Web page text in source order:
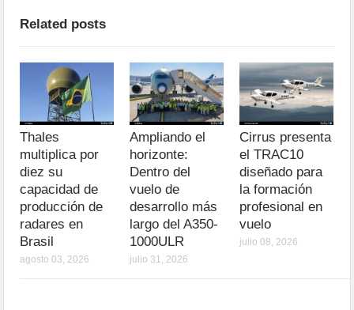
Related posts
Thales
multiplica por
diez su
capacidad de
producción de
radares en
Brasil
agosto 03, 2026
Ampliando el
horizonte:
Dentro del
vuelo de
desarrollo más
largo del A350-
1000ULR
julio 31, 2026
Cirrus presenta
el TRAC10
diseñado para
la formación
profesional en
vuelo
julio 08, 2026